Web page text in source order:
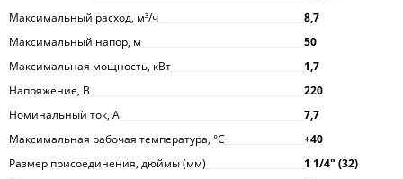
Максимальный расход, м³/ч
8,7
Максимальный напор, м
50
Максимальная мощность, кВт
1,7
Напряжение, В
220
Номинальный ток, А
7,7
Максимальная рабочая температура, °С
+40
Размер присоединения, дюймы (мм)
1 1/4ʺ (32)